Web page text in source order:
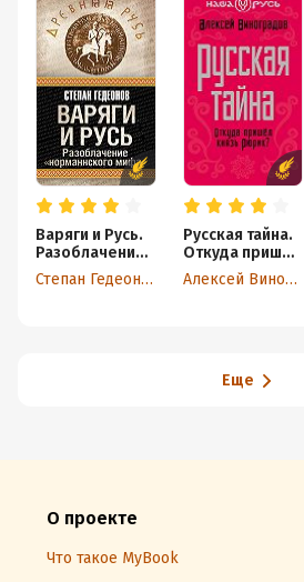
Варяги и Русь.
Разоблачение
«норманнского
мифа»
Степан Гедеонов
Русская тайна.
Откуда пришел
князь Рюрик? Алексей Виноградов
Еще
О проекте
Что такое MyBook